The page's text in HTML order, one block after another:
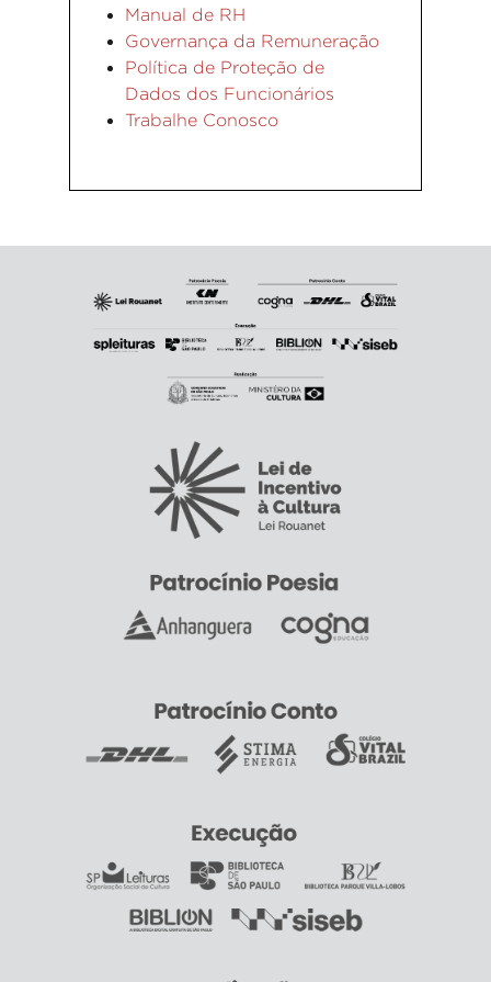
Manual de RH
Governança da Remuneração
Política de Proteção de
Dados dos Funcionários
Trabalhe Conosco